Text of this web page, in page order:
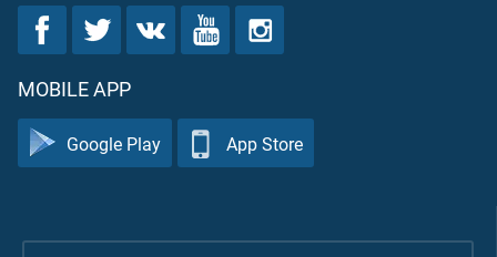
MOBILE APP
Google Play App Store